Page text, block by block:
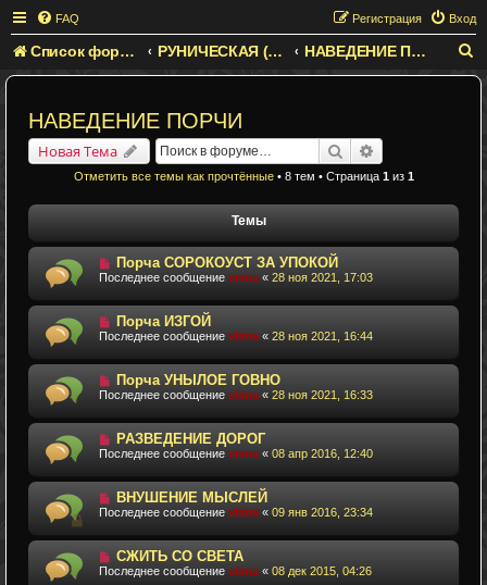
FAQ Вход
Регистрация
Список форумов РУНИЧЕСКАЯ (ГРАФИЧЕСКАЯ) МАГИЯ НАВЕДЕНИЕ ПОРЧИ
о
НАВЕДЕНИЕ ПОРЧИ
Новая Тема Поиск
Отметить все темы как прочтённые• 8 тем • Страница 1из 1
Темы
Порча СОРОКОУСТ ЗА УПОКОЙ
Последнее сообщение viima « 28 ноя 2021, 17:03
Порча ИЗГОЙ
Последнее сообщение viima « 28 ноя 2021, 16:44
Порча УНЫЛОЕ ГОВНО
Последнее сообщение viima « 28 ноя 2021, 16:33
РАЗВЕДЕНИЕ ДОРОГ
Последнее сообщение viima « 08 апр 2016, 12:40
ВНУШЕНИЕ МЫСЛЕЙ
Последнее сообщение viima « 09 янв 2016, 23:34
СЖИТЬ СО СВЕТА
Последнее сообщение viima « 08 дек 2015, 04:26